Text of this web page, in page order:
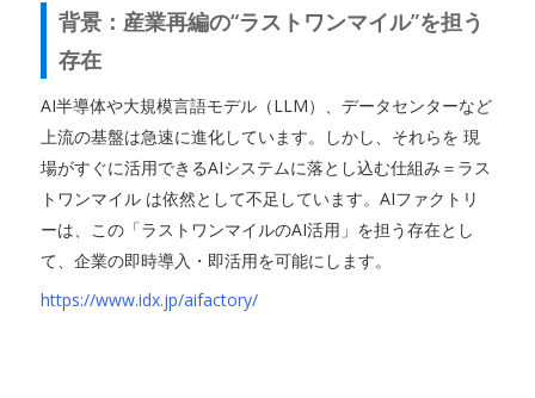
背景：産業再編の“ラストワンマイル”を担う
存在
AI半導体や大規模言語モデル（LLM）、データセンターなど
上流の基盤は急速に進化しています。しかし、それらを 現
場がすぐに活用できるAIシステムに落とし込む仕組み＝ラス
トワンマイル は依然として不足しています。AIファクトリ
ーは、この「ラストワンマイルのAI活用」を担う存在とし
て、企業の即時導入・即活用を可能にします。
https://www.idx.jp/aifactory/